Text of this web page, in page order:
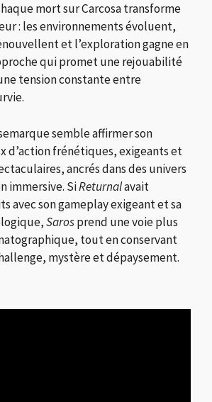
mort sur Carcosa transforme
: les environnements évoluent,
et l’exploration gagne en
qui promet une rejouabilité
tension constante entre
semble affirmer son
d’action frénétiques, exigeants et
ancrés dans des univers
immersive. SiReturnalavait
avec son gameplay exigeant et sa
Sarosprend une voie plus
tout en conservant
mystère et dépaysement.